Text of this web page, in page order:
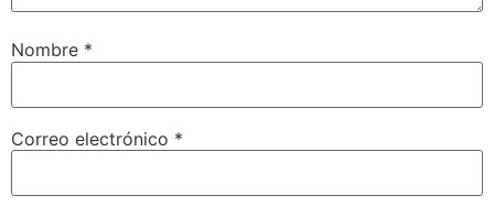
Nombre *
Correo electrónico *